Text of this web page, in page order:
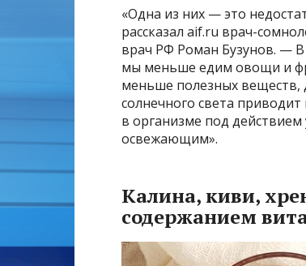
«Одна из них — это
рассказал aif.ru врач-
врач РФ Роман Бузунов. —
мы меньше едим овощи и
меньше полезных веществ,
солнечного света
в организме под действием
освежающим».
Калина, киви,
содержанием